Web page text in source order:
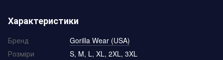
Характеристики
Бренд
Gorilla Wear (USA)
Розміри
S, M, L, XL, 2XL, 3XL